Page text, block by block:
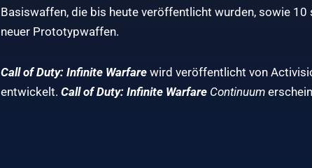
Basiswaffen, die bis heute veröffentlicht wurden, sowie
neuer Prototypwaffen.
Call of Duty: Infinite Warfare wird veröffentlicht von
entwickelt. Call of Duty: Infinite Warfare Continuum